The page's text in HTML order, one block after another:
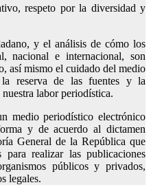
respeto por la diversidad y
y el análisis de cómo los
nacional e internacional, son
así mismo el cuidado del medio
reserva de las fuentes y la
labor periodística.
medio periodístico electrónico
y de acuerdo al dictamen
General de la República que
realizar las publicaciones
públicos y privados,
legales.